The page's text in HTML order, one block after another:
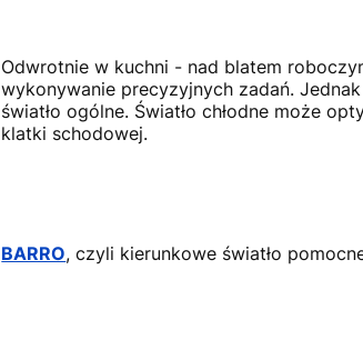
Odwrotnie w kuchni - nad blatem
wykonywanie precyzyjnych zadań.
światło ogólne. Światło chłodne może
klatki schodowej.
BARRO, czyli kierunkowe światło